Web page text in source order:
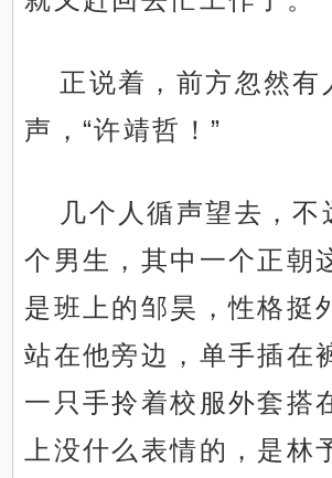
正说着，前方忽然有
声，“许靖哲！”
几个人循声望去，不
个男生，其中一个正朝
是班上的邹昊，性格挺
站在他旁边，单手插在
一只手拎着校服外套搭
上没什么表情的，是林